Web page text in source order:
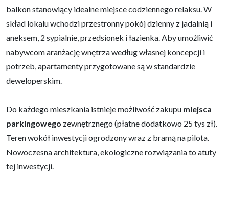
balkon stanowiący idealne miejsce codziennego relaksu. W
skład lokalu wchodzi przestronny pokój dzienny z jadalnią i
aneksem, 2 sypialnie, przedsionek i łazienka. Aby umożliwić
nabywcom aranżację wnętrza według własnej koncepcji i
potrzeb, apartamenty przygotowane są w standardzie
deweloperskim.
Do każdego mieszkania istnieje możliwość zakupu miejsca
parkingowego zewnętrznego (płatne dodatkowo 25 tys zł).
Teren wokół inwestycji ogrodzony wraz z bramą na pilota.
Nowoczesna architektura, ekologiczne rozwiązania to atuty
tej inwestycji.